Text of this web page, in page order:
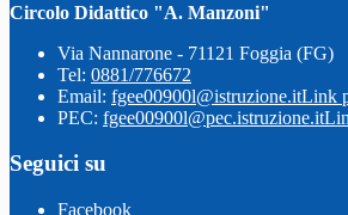
Circolo Didattico "A. Manzoni"
Via Nannarone - 71121 Foggia (FG)
Tel: 0881/776672
Email: fgee00900l@istruzione.itLink
PEC: fgee00900l@pec.istruzione.it
Seguici su
Facebook